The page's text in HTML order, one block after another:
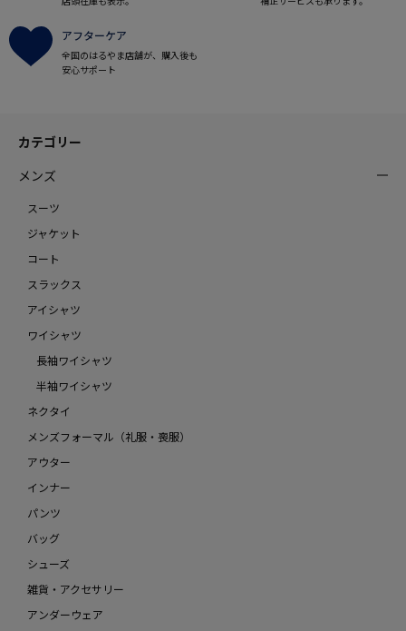
アフターケア
全国のはるやま店舗が、購入後も
安心サポート
カテゴリー
メンズ
スーツ
ジャケット
コート
スラックス
アイシャツ
ワイシャツ
長袖ワイシャツ
半袖ワイシャツ
ネクタイ
メンズフォーマル（礼服・喪服）
アウター
インナー
パンツ
バッグ
シューズ
雑貨・アクセサリー
アンダーウェア